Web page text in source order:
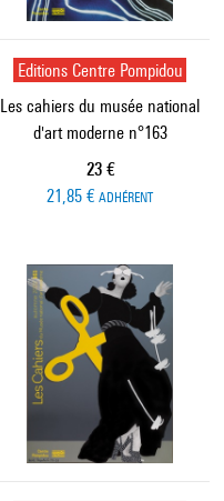
Editions Centre Pompidou
Les cahiers du musée national
d'art moderne n°163
Prix ​​actuel
23 €
21,85 € ADHÉRENT